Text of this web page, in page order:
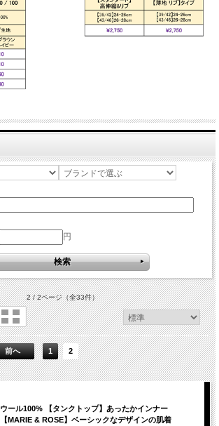
円
2 / 2ページ（全33件）
前へ 1 2
ウール100% 【タンクトップ】あったかインナー
【MARIE & ROSE】ベーシックなデザインの肌着